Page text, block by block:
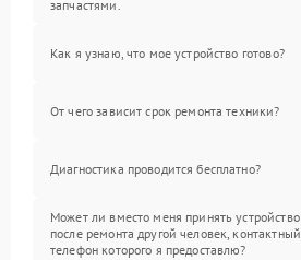
запчастями.
Как я узнаю, что мое устройство готово?
От чего зависит срок ремонта техники?
Диагностика проводится бесплатно?
Может ли вместо меня принять устройство
после ремонта другой человек, контактный
телефон которого я предоставлю?